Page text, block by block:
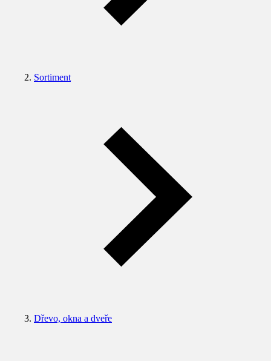
Sortiment
Dřevo, okna a dveře